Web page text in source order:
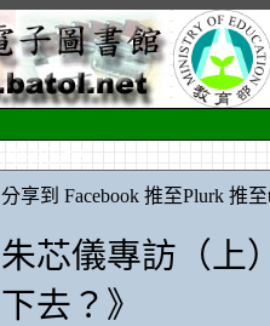
分享到 Facebook 推至Plurk 推
朱芯儀專訪（
下去？》